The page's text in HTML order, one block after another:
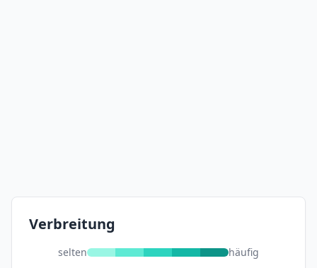
Verbreitung
selten häufig